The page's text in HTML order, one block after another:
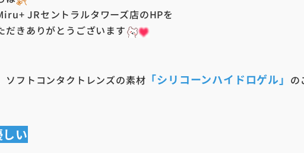
JRセントラルタワーズ店のHPを
だきありがとうございます
ソフトコンタクトレンズの素材 「シリコーンハイドロゲル」 の
い